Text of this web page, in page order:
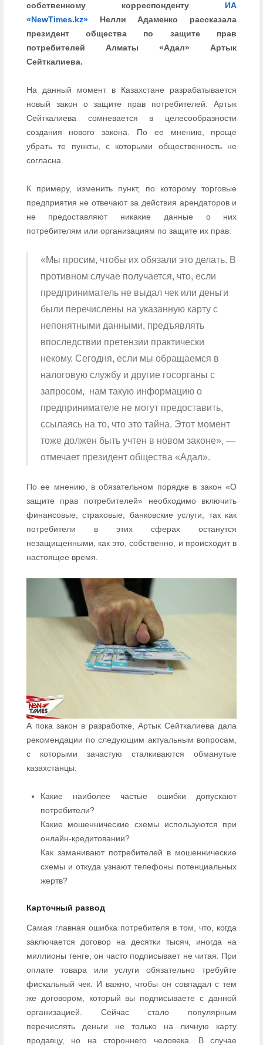
собственному корреспонденту ИА
«NewTimes.kz»Нелли Адаменко рассказала
президент общества по защите прав
потребителей Алматы «Адал» Артык
Сейткалиева.
На данный момент в Казахстане разрабатывается
новый закон о защите прав потребителей. Артык
Сейткалиева сомневается в целесообразности
создания нового закона. По ее мнению, проще
убрать те пункты, с которыми общественность не
согласна.
К примеру, изменить пункт, по которому торговые
предприятия не отвечают за действия арендаторов и
не предоставляют никакие данные о них
потребителям или организациям по защите их прав.
«Мы просим, чтобы их обязали это делать. В
противном случае получается, что, если
предприниматель не выдал чек или деньги
были перечислены на указанную карту с
непонятными данными, предъявлять
впоследствии претензии практически
некому. Сегодня, если мы обращаемся в
налоговую службу и другие госорганы с
запросом, нам такую информацию о
предпринимателе не могут предоставить,
ссылаясь на то, что это тайна. Этот момент
тоже должен быть учтен в новом законе», —
отмечает президент общества «Адал».
По ее мнению, в обязательном порядке в закон «О
защите прав потребителей» необходимо включить
финансовые, страховые, банковские услуги, так как
потребители в этих сферах останутся
незащищенными, как это, собственно, и происходит в
настоящее время.
А пока закон в разработке, Артык Сейткалиева дала
рекомендации по следующим актуальным вопросам,
с которыми зачастую сталкиваются обманутые
казахстанцы:
Какие наиболее частые ошибки допускают
потребители?
Какие мошеннические схемы используются при
онлайн-кредитовании?
Как заманивают потребителей в мошеннические
схемы и откуда узнают телефоны потенциальных
жертв?
Карточный развод
Самая главная ошибка потребителя в том, что, когда
заключается договор на десятки тысяч, иногда на
миллионы тенге, он часто подписывает не читая. При
оплате товара или услуги обязательно требуйте
фискальный чек. И важно, чтобы он совпадал с тем
же договором, который вы подписываете с данной
организацией. Сейчас стало популярным
перечислять деньги не только на личную карту
продавцу, но на стороннего человека. В случае